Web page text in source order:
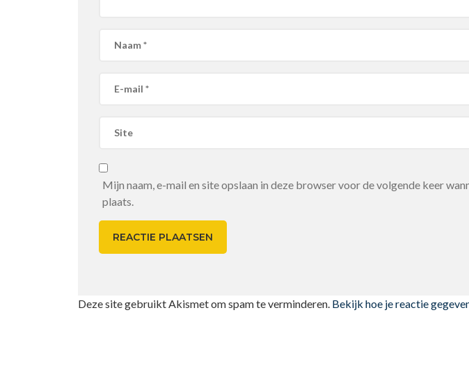
Mijn naam, e-mail en site opslaan in deze browser voor de volgende keer
plaats.
Deze site gebruikt Akismet om spam te verminderen. Bekijk hoe je reactie